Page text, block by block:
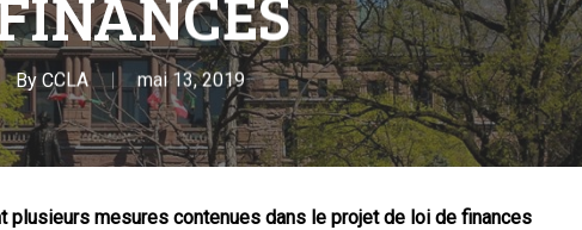
By CCLA mai 13, 2019
plusieurs mesures contenues dans le projet de loi de finances